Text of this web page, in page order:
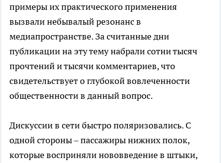
примеры их практического применения
вызвали небывалый резонанс в
медиапространстве. За считанные дни
публикации на эту тему набрали сотни тысяч
прочтений и тысячи комментариев, что
свидетельствует о глубокой вовлеченности
общественности в данный вопрос.
Дискуссии в сети быстро поляризовались. С
одной стороны – пассажиры нижних полок,
которые восприняли нововведение в штыки,